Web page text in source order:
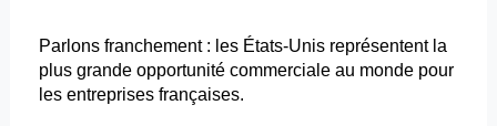
Parlons franchement : les États-Unis représentent la
plus grande opportunité commerciale au monde pour
les entreprises françaises.